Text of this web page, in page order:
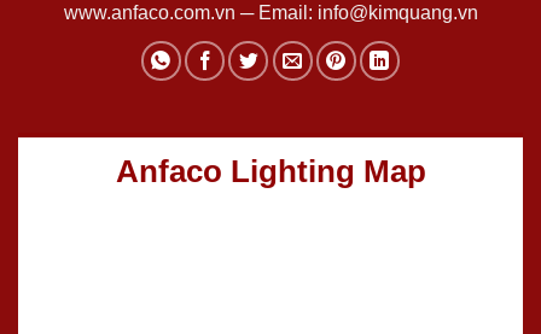
www.anfaco.com.vn ─ Email: info@kimquang.vn
Anfaco Lighting Map